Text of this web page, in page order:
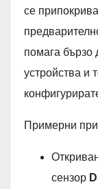
се
помага бързо
устройства и
Примерни
сензор